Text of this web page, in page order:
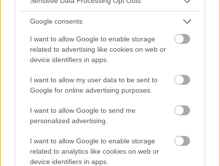
Google consents
I want to allow Google to enable storage
related to advertising like cookies on web or
device identifiers in apps.
I want to allow my user data to be sent to
Google for online advertising purposes.
I want to allow Google to send me
personalized advertising.
I want to allow Google to enable storage
related to analytics like cookies on web or
device identifiers in apps.
Passivrauchen
Lungenkrebs wird nicht ohne Grund mit dem
Zigarettenrauchen in Verbindung gebracht -
Hauptrisikofaktoren für diesen Krebs. Doch
entgegen dem Anschein kann Lungenkrebs